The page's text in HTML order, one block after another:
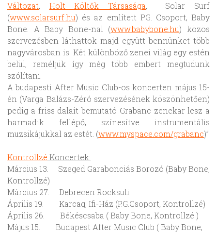
Változat, Holt Költők Társasága, Solar Surf
(www.solarsurf.hu) és az említett PG. Csoport, Baby
Bone. A Baby Bone-nal (www.babybone.hu) közös
szervezésben láthattok majd együtt bennünket több
nagyvárosban is. Két különböző zenei világ egy estén
belül, reméljük így még több embert megtudunk
szólítani.
A budapesti After Music Club-os koncerten május 15-
én (Varga Balázs-Zéró szervezésének köszönhetően)
pedig a friss dalait bemutató Grabanc zenekar lesz a
harmadik fellépő, színesítve instrumentális
muzsikájukkal az estét. (www.myspace.com/grabanc)”
Kontrollzé Koncertek:
Március 13. Szeged Garabonciás Borozó (Baby Bone,
Kontrollzé)
Március 27. Debrecen Rocksuli
Április 19. Karcag, Ifi-Ház (P.G.Csoport, Kontrollzé)
Április 26. Békéscsaba ( Baby Bone, Kontrollzé )
Május 15. Budapest After Music Club ( Baby Bone,